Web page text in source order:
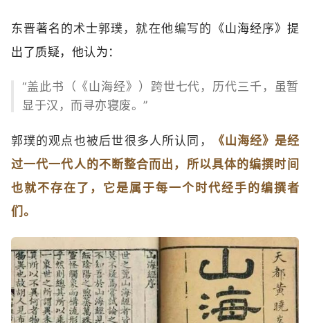
东晋著名的术士郭璞，就‬在‬他‬编写‬的‬ 《山海经序》提
出了质疑，他认为：
“盖此书（《山海经》）跨世七代，历代三千，虽暂
显于汉，而寻亦寝废。”
郭璞的‬观点‬也被‬后世‬很多人所‬认同‬，
《山海经》是经
过一代一代人的不断整合而出，所以具体的编撰时间
也就不存在了，它是属于每一个时代经手的编撰者
们。